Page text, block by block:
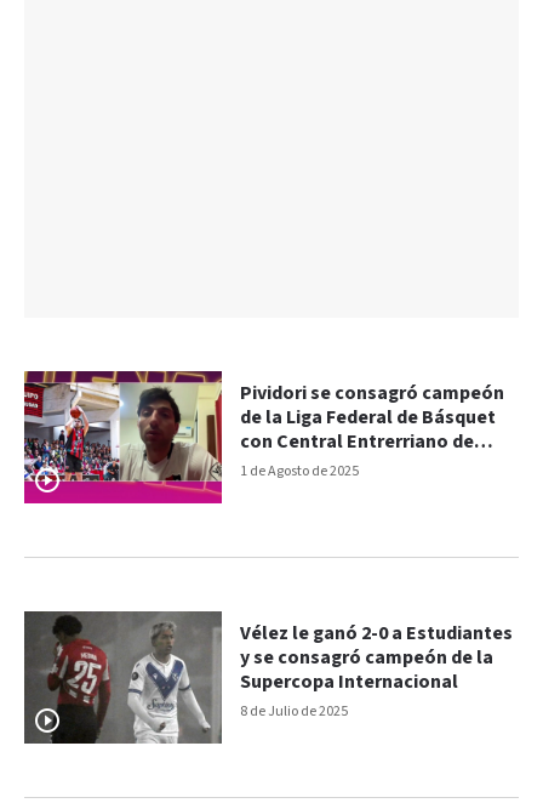
1 de Agosto de 2025
Pividori se consagró campeón
de la Liga Federal de Básquet
con Central Entrerriano de
Gualeguaychú
8 de Julio de 2025
Vélez le ganó 2-0 a Estudiantes
y se consagró campeón de la
Supercopa Internacional